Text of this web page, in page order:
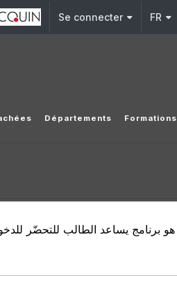
Se connecter FR
Départements Formations
هو برنامج يساعد الطالب للتحضّر